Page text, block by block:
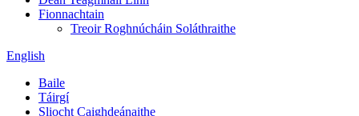
Fionnachtain
Treoir Roghnúcháin Soláthraithe
English
Baile
Táirgí
Sliocht Caighdeánaithe